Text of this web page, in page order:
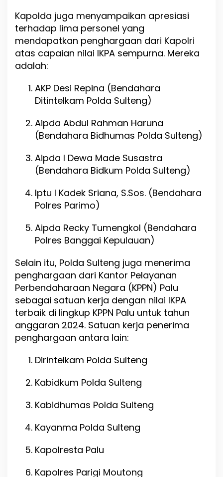
Kapolda juga menyampaikan apresiasi
terhadap lima personel yang
mendapatkan penghargaan dari Kapolri
atas capaian nilai IKPA sempurna. Mereka
adalah:
AKP Desi Repina (Bendahara
Ditintelkam Polda Sulteng)
Aipda Abdul Rahman Haruna
(Bendahara Bidhumas Polda Sulteng)
Aipda I Dewa Made Susastra
(Bendahara Bidkum Polda Sulteng)
Iptu I Kadek Sriana, S.Sos. (Bendahara
Polres Parimo)
Aipda Recky Tumengkol (Bendahara
Polres Banggai Kepulauan)
Selain itu, Polda Sulteng juga menerima
penghargaan dari Kantor Pelayanan
Perbendaharaan Negara (KPPN) Palu
sebagai satuan kerja dengan nilai IKPA
terbaik di lingkup KPPN Palu untuk tahun
anggaran 2024. Satuan kerja penerima
penghargaan antara lain:
Dirintelkam Polda Sulteng
Kabidkum Polda Sulteng
Kabidhumas Polda Sulteng
Kayanma Polda Sulteng
Kapolresta Palu
Kapolres Parigi Moutong